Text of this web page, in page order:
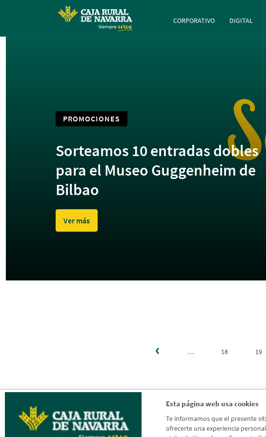
Esta página web usa cookies
Te informamos que el presente
ofrecerte una experiencia
CORPORATIVO DIGITAL
PROMOCIONES
Sorteamos 10 entradas dobles
para el Museo Guggenheim de
Bilbao
Ver más
‹ Página
anterior
… 18 19